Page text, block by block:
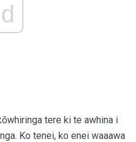
tere ki te awhina i
Ko tenei, ko enei waaawa